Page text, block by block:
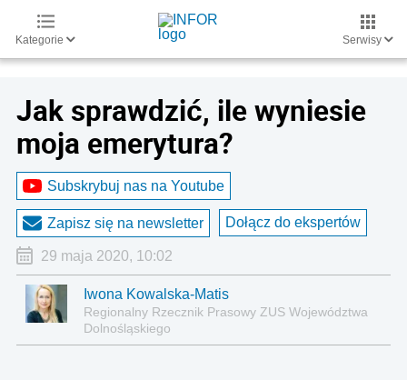
Kategorie Serwisy
Jak sprawdzić, ile wyniesie
moja emerytura?
Subskrybuj nas na Youtube
Zapisz się na newsletter Dołącz do ekspertów
29 maja 2020, 10:02
Iwona Kowalska-Matis
Regionalny Rzecznik Prasowy ZUS Województwa
Dolnośląskiego